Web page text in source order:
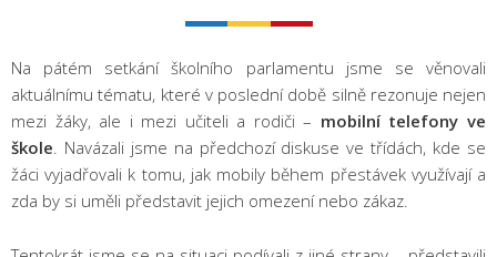
Na pátém setkání školního parlamentu jsme se věnovali
aktuálnímu tématu, které v poslední době silně rezonuje nejen
mezi žáky, ale i mezi učiteli a rodiči – mobilní telefony ve
škole. Navázali jsme na předchozí diskuse ve třídách, kde se
žáci vyjadřovali k tomu, jak mobily během přestávek využívají a
zda by si uměli představit jejich omezení nebo zákaz.